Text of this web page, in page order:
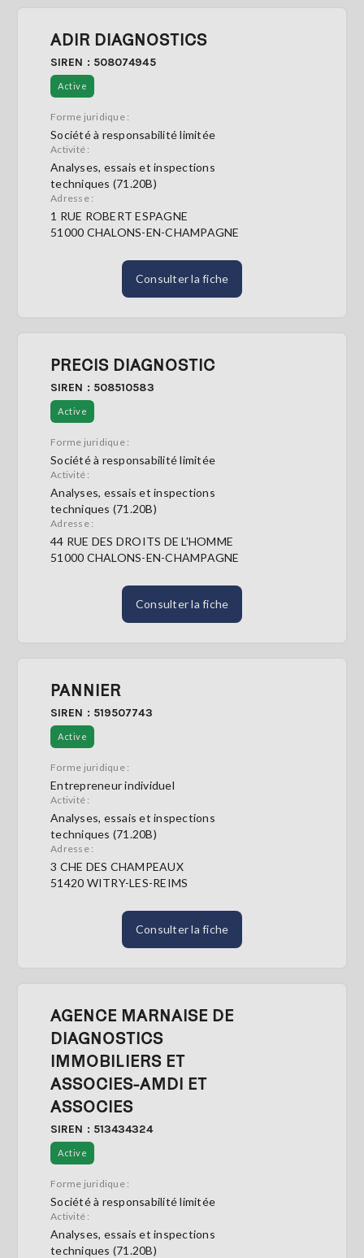
ADIR DIAGNOSTICS
SIREN : 508074945
Active
Forme juridique :
Société à responsabilité limitée
Activité :
Analyses, essais et inspections
techniques (71.20B)
Adresse :
1 RUE ROBERT ESPAGNE
51000 CHALONS-EN-CHAMPAGNE
Consulter la fiche
PRECIS DIAGNOSTIC
SIREN : 508510583
Active
Forme juridique :
Société à responsabilité limitée
Activité :
Analyses, essais et inspections
techniques (71.20B)
Adresse :
44 RUE DES DROITS DE L'HOMME
51000 CHALONS-EN-CHAMPAGNE
Consulter la fiche
PANNIER
SIREN : 519507743
Active
Forme juridique :
Entrepreneur individuel
Activité :
Analyses, essais et inspections
techniques (71.20B)
Adresse :
3 CHE DES CHAMPEAUX
51420 WITRY-LES-REIMS
Consulter la fiche
AGENCE MARNAISE DE
DIAGNOSTICS
IMMOBILIERS ET
ASSOCIES-AMDI ET
ASSOCIES
SIREN : 513434324
Active
Forme juridique :
Société à responsabilité limitée
Activité :
Analyses, essais et inspections
techniques (71.20B)